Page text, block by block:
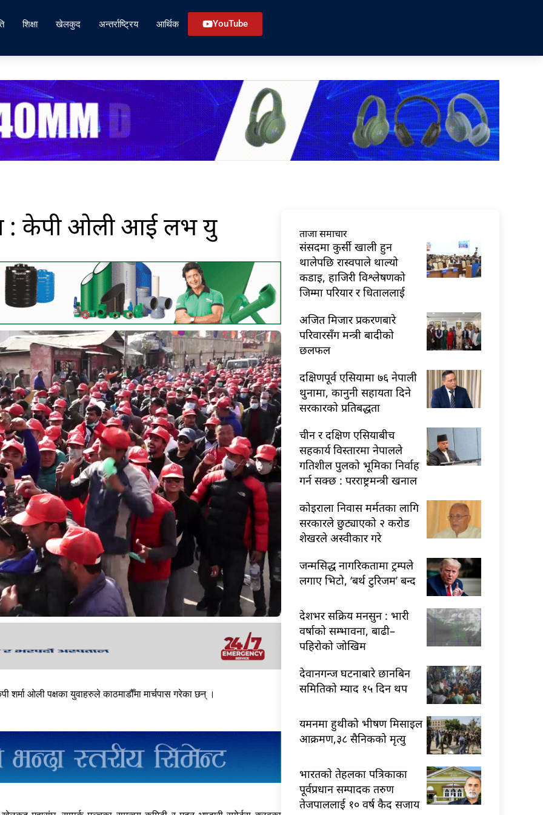
शिक्षा खेलकुद अन्तर्राष्ट्रिय आर्थिक YouTube
: केपी ओली आई लभ यु
ओली पक्षका युवाहरुले काठमाडौँमा मार्चपास गरेका छन् ।
ताजा समाचार
संसदमा कुर्सी खाली हुन
थालेपछि रास्वपाले थाल्यो
कडाइ, हाजिरी विश्लेषणको
जिम्मा परियार र धिताललाई
अजित मिजार प्रकरणबारे
परिवारसँग मन्त्री बादीको
छलफल
दक्षिणपूर्व एसियामा ७६ नेपाली
थुनामा, कानुनी सहायता दिने
सरकारको प्रतिबद्धता
चीन र दक्षिण एसियाबीच
सहकार्य विस्तारमा नेपालले
गतिशील पुलको भूमिका निर्वाह
गर्न सक्छ : परराष्ट्रमन्त्री खनाल
कोइराला निवास मर्मतका लागि
सरकारले छुट्याएको २ करोड
शेखरले अस्वीकार गरे
जन्मसिद्ध नागरिकतामा ट्रम्पले
लगाए भिटो, ‘बर्थ टुरिजम’ बन्द
देशभर सक्रिय मनसुन : भारी
वर्षाको सम्भावना, बाढी–
पहिरोको जोखिम
देवानगन्ज घटनाबारे छानबिन
समितिको म्याद १५ दिन थप
यमनमा हुथीको भीषण मिसाइल
आक्रमण,३८ सैनिकको मृत्यु
भारतकाे तेहलका पत्रिकाका
पूर्वप्रधान सम्पादक तरुण
तेजपाललाई १० वर्ष कैद सजाय